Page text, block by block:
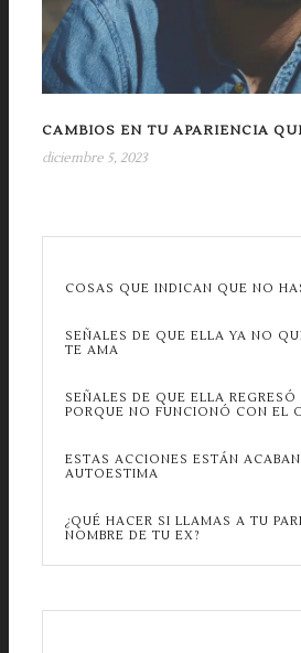
CAMBIOS EN TU APARIENCIA
diciembre 5, 2023
COSAS QUE INDICAN QUE NO
SEÑALES DE QUE ELLA YA NO
TE AMA
SEÑALES DE QUE ELLA
PORQUE NO FUNCIONÓ CON EL
ESTAS ACCIONES ESTÁN
AUTOESTIMA
¿QUÉ HACER SI LLAMAS A TU
NOMBRE DE TU EX?